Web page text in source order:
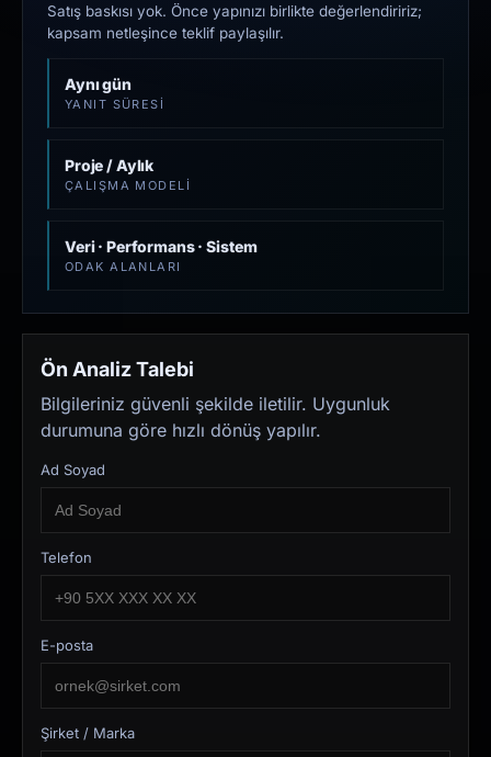
Satış baskısı yok. Önce yapınızı birlikte değerlendiririz;
kapsam netleşince teklif paylaşılır.
Aynı gün
YANIT SÜRESI
Proje / Aylık
ÇALIŞMA MODELI
Veri · Performans · Sistem
ODAK ALANLARI
Ön Analiz Talebi
Bilgileriniz güvenli şekilde iletilir. Uygunluk
durumuna göre hızlı dönüş yapılır.
Ad Soyad
Telefon
E-posta
Şirket / Marka